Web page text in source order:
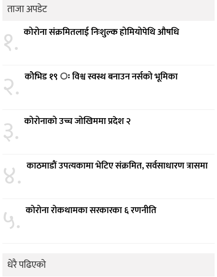
ताजा अपडेट
१. कोरोना संक्रमितलाई निःशुल्क होमियोपेथि औषधि
२. कोेभिड १९ ः विश्व स्वस्थ बनाउन नर्सको भूमिका
३. कोरोनाको उच्च जोखिममा प्रदेश २
४. काठमाडौं उपत्यकामा भेटिए संक्रमित, सर्वसाधारण त्रासमा
५. कोरोना रोकथामका सरकारका ६ रणनीति
धेरै पढिएको